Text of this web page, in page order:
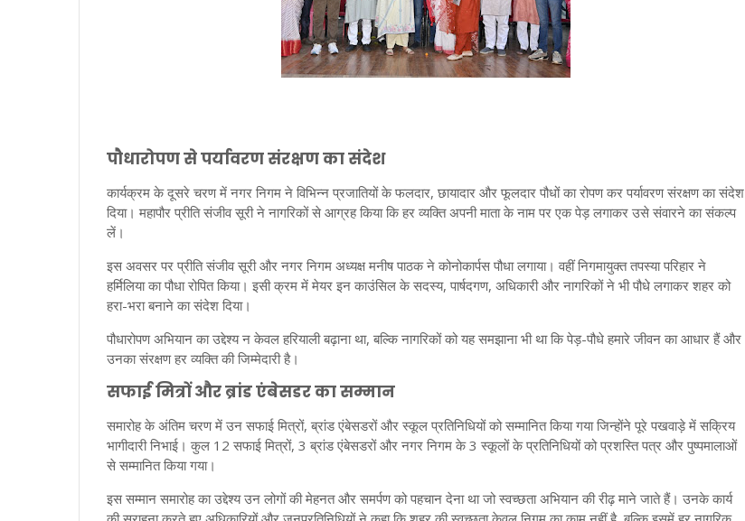
पौधारोपण से पर्यावरण संरक्षण का संदेश
कार्यक्रम के दूसरे चरण में नगर निगम ने विभिन्न प्रजातियों के फलदार, छायादार और फूलदार पौधों का रोपण कर पर्यावरण संरक्षण का संदेश
दिया। महापौर प्रीति संजीव सूरी ने नागरिकों से आग्रह किया कि हर व्यक्ति अपनी माता के नाम पर एक पेड़ लगाकर उसे संवारने का संकल्प
लें।
इस अवसर पर प्रीति संजीव सूरी और नगर निगम अध्यक्ष मनीष पाठक ने कोनोकार्पस पौधा लगाया। वहीं निगमायुक्त तपस्या परिहार ने
हर्मिलिया का पौधा रोपित किया। इसी क्रम में मेयर इन काउंसिल के सदस्य, पार्षदगण, अधिकारी और नागरिकों ने भी पौधे लगाकर शहर को
हरा-भरा बनाने का संदेश दिया।
पौधारोपण अभियान का उद्देश्य न केवल हरियाली बढ़ाना था, बल्कि नागरिकों को यह समझाना भी था कि पेड़-पौधे हमारे जीवन का आधार हैं और
उनका संरक्षण हर व्यक्ति की जिम्मेदारी है।
सफाई मित्रों और ब्रांड एंबेसडर का सम्मान
समारोह के अंतिम चरण में उन सफाई मित्रों, ब्रांड एंबेसडरों और स्कूल प्रतिनिधियों को सम्मानित किया गया जिन्होंने पूरे पखवाड़े में सक्रिय
भागीदारी निभाई। कुल 12 सफाई मित्रों, 3 ब्रांड एंबेसडरों और नगर निगम के 3 स्कूलों के प्रतिनिधियों को प्रशस्ति पत्र और पुष्पमालाओं
से सम्मानित किया गया।
इस सम्मान समारोह का उद्देश्य उन लोगों की मेहनत और समर्पण को पहचान देना था जो स्वच्छता अभियान की रीढ़ माने जाते हैं। उनके कार्य